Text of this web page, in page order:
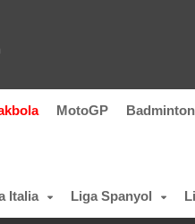
MotoGP Badminton
Italia Liga Spanyol